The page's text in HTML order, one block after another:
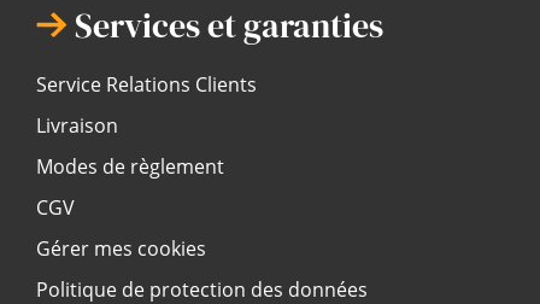
Services et garanties
Service Relations Clients
Livraison
Modes de règlement
CGV
Gérer mes cookies
Politique de protection des données